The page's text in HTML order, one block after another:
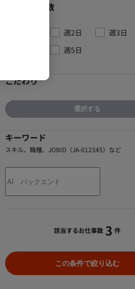
最低稼働日数
週2日
週3日
週5日
こだわり
選択する
キーワード
スキル、職種、JOBID（JA-012345）など
該当するお仕事数 3 件
この条件で絞り込む